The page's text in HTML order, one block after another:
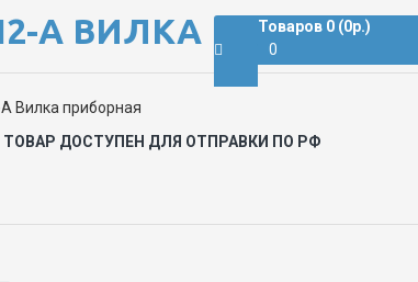
Товаров 0 (0р.)
0
А ВИЛКА ПРИБОРНАЯ
ТОВАР ДОСТУПЕН ДЛЯ ОТПРАВКИ ПО РФ